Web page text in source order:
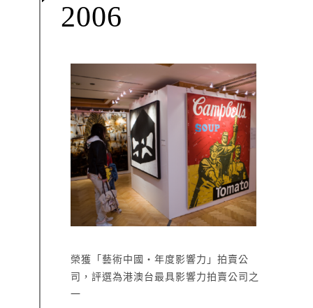
2006
榮獲「藝術中國‧年度影響力」拍賣公
司，評選為港澳台最具影響力拍賣公司之
一